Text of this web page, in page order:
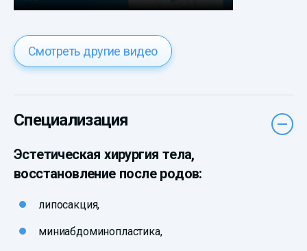
Смотреть другие видео
Специализация
Эстетическая хирургия тела,
восстановление после родов:
липосакция,
миниабдоминопластика,